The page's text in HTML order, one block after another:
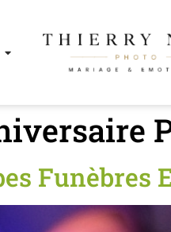
Funèbres